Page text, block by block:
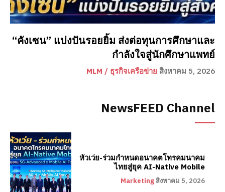
“คังเซน” แบ่งปันรอยยิ้ม ส่งต่อทุนการศึกษาและ
กำลังใจสู่นักศึกษาแพทย์
MLM / ธุรกิจเครือข่าย สิงหาคม 5, 2026
NewsFEED Channel
หัวเว่ย-ร่วมกำหนดอนาคตโทรคมนาคม
ไทยสู่ยุค AI-Native Mobile
Marketing สิงหาคม 5, 2026